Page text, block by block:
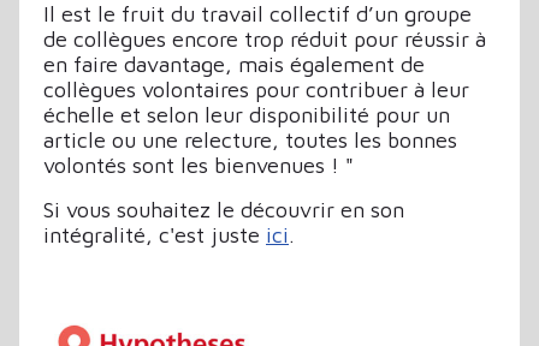
Il est le fruit du travail collectif d’un groupe
de collègues encore trop réduit pour réussir à
en faire davantage, mais également de
collègues volontaires pour contribuer à leur
échelle et selon leur disponibilité pour un
article ou une relecture, toutes les bonnes
volontés sont les bienvenues ! "
Si vous souhaitez le découvrir en son
intégralité, c'est juste ici.